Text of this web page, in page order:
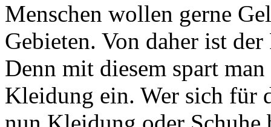
Menschen wollen gerne
Gebieten. Von daher ist
Denn mit diesem spart
Kleidung ein. Wer sich für